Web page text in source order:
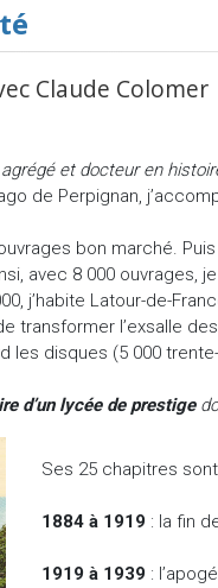
Claude Colomer
et docteur en
de Perpignan,
bon marché.
avec 8 000
j’habite Latour-de-
transformer l’exsalle
les disques (5 000
d’un lycée de prestige
Ses 25 chapitres
1884 à 1919 : la fin
1919 à 1939 :